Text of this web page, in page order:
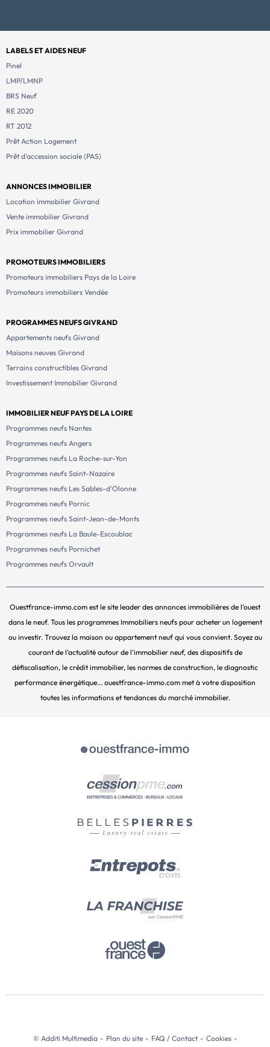
LABELS ET AIDES NEUF
Pinel
LMP/LMNP
BRS Neuf
RE 2020
RT 2012
Prêt Action Logement
Prêt d'accession sociale (PAS)
ANNONCES IMMOBILIER
Location immobilier Givrand
Vente immobilier Givrand
Prix immobilier Givrand
PROMOTEURS IMMOBILIERS
Promoteurs immobiliers Pays de la Loire
Promoteurs immobiliers Vendée
PROGRAMMES NEUFS GIVRAND
Appartements neufs Givrand
Maisons neuves Givrand
Terrains constructibles Givrand
Investissement Immobilier Givrand
IMMOBILIER NEUF PAYS DE LA LOIRE
Programmes neufs Nantes
Programmes neufs Angers
Programmes neufs La Roche-sur-Yon
Programmes neufs Saint-Nazaire
Programmes neufs Les Sables-d'Olonne
Programmes neufs Pornic
Programmes neufs Saint-Jean-de-Monts
Programmes neufs La Baule-Escoublac
Programmes neufs Pornichet
Programmes neufs Orvault
Ouestfrance-immo.com est le site leader des annonces immobilières de l’ouest
dans le neuf. Tous les programmes Immobiliers neufs pour acheter un logement
ou investir. Trouvez la maison ou appartement neuf qui vous convient. Soyez au
courant de l’actualité autour de l’immobilier neuf, des dispositifs de
défiscalisation, le crédit immobilier, les normes de construction, le diagnostic
performance énergétique... ouestfrance-immo.com met à votre disposition
toutes les informations et tendances du marché immobilier.
© Additi Multimedia - Plan du site - FAQ / Contact - Cookies -